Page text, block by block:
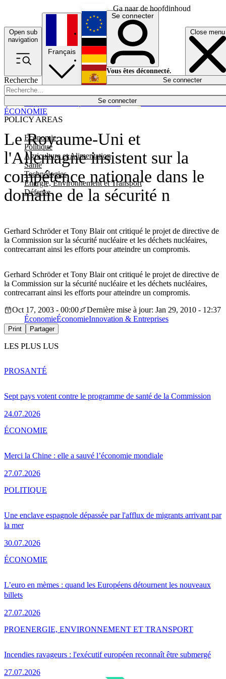
Ga naar de hoofdinhoud
Open sub
navigation
Close menu
Recherche
Se connecter
POLICY AREAS
Economie
Politique
Agriculture et Alimentation
Santé
Technologies
Energie, Environnement et Transport
Défense
Économie
Français
English
Deutsch
Español
Se connecter
Vous êtes déconnecté.
Se connecter
Le Royaume-Uni et
l'Allemagne insistent sur la
compétence nationale dans le
domaine de la sécurité n
Gerhard Schröder et Tony Blair ont critiqué le projet de directive de
la Commission sur la sécurité nucléaire et les déchets nucléaires,
contrecarrant ainsi les efforts pour atteindre un compromis.
ÉCONOMIE
Gerhard Schröder et Tony Blair ont critiqué le projet de directive de
la Commission sur la sécurité nucléaire et les déchets nucléaires,
contrecarrant ainsi les efforts pour atteindre un compromis.
Oct 17, 2003 - 00:00
Dernière mise à jour: Jan 29, 2010 - 12:37
ÉconomieÉconomieInnovation & Entreprises
Print Partager
LES PLUS LUS
Sept pays votent contre le programme de santé de la Commission
24.07.2026
PROSANTÉ
Merci la Chine : elle a sauvé l’économie mondiale
27.07.2026
ÉCONOMIE
Une enclave espagnole dépassée par l'afflux de migrants arrivant par
la mer
30.07.2026
POLITIQUE
L’euro en mèmes : quand les Européens détournent les nouveaux
billets
27.07.2026
ÉCONOMIE
Incendies ravageurs : l'exécutif européen reconnaît être submergé
27.07.2026
PROENERGIE, ENVIRONNEMENT ET TRANSPORT